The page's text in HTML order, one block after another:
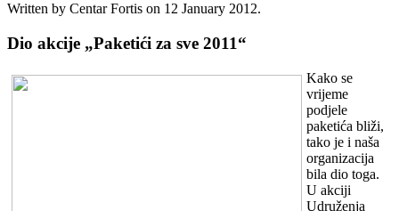
Written by Centar Fortis on 12 January 2012.
Dio akcije „Paketići za sve 2011“
Kako se
vrijeme
podjele
paketića bliži,
tako je i naša
organizacija
bila dio toga.
U akciji
Udruženja